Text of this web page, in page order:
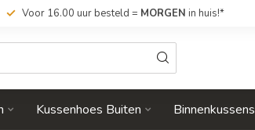
Voor 16.00 uur besteld = MORGEN in huis!*
Kussenhoes Buiten Binnenkussens